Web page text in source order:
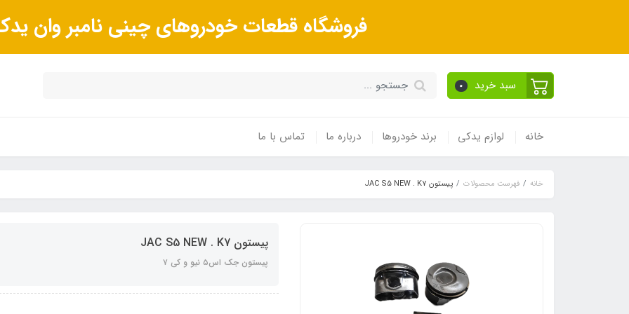
فروشگاه قطعات خودروهای چینی نامبر وان
سبد خرید 0
خانه لوازم یدکی برند خودروها درباره ما تماس با ما
خانه فهرست محصولات پیستون JAC S5 NEW . K7
پیستون JAC S5 NEW . K7
پیستون جک اس۵ نیو و کی ۷